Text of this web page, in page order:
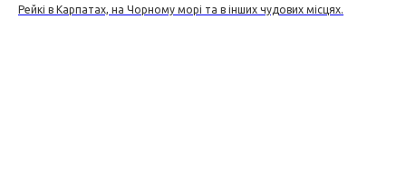
Рейкі в Карпатах, на Чорному морі та в інших чудових місцях.